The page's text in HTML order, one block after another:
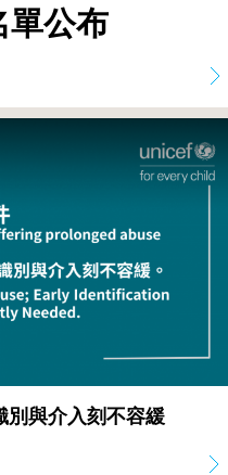
單公布
與介入刻不容緩